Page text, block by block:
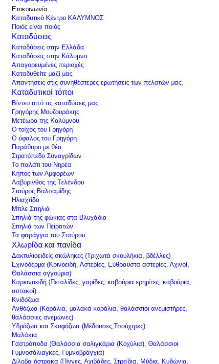
Επικοινωνία
Καταδυτικό Κέντρο ΚΑΛΥΜΝΟΣ
Ποιός είναι ποιός
Καταδύσεις
Καταδύσεις στην Ελλάδα
Καταδύσεις στην Κάλυμνο
Απαγορευμένες περιοχές
Καταδυθείτε μαζί μας
Απαντήσεις στις συνηθέστερες ερωτήσεις των πελατών μας.
Καταδυτικοί τόποι
Βίντεο από τις καταδύσεις μας
Γρηγόρης Μουζουράκης
Μετέωρα της Καλύμνου
Ο τοίχος του Γρηγόρη
Ο ύφαλος του Γρηγόρη
Παράθυρο με θέα
Στρατόπεδο Συναγρίδων
Το παλάτι του Νηρέα
Κήπος των Αμφορέων
Λαβύρινθος της Τελένδου
Σταύρος Βαλσαμίδης
Ηλιαχτίδα
Μπλε Σπηλιά
Σπηλιά της φώκιας στα Βλυχάδια
Σπηλιά των Πειρατών
Τα φαράγγια του Σταύρου
Χλωρίδα και πανίδα
Δακτυλιοειδείς σκώληκες (Τριχωτά σκουλήκια, βδέλλες)
Εχινόδερμα (Κρινοειδή, Αστερίες, Εύθραυστα αστερίες, Αχινοί,
Θαλάσσια αγγούρια)
Καρκινοειδή (Πεταλίδες, γαρίδες, καβούρια ερημίτες, καβούρια,
αστακοί)
Κνιδόζωα
Ανθόζωα (Κοράλια, μαλακά κοράλια, θαλάσσιοι ανεμιστήρες,
θαλάσσιες ανεμώνες)
Υδρόζωα και Σκυφόζωα (Μέδουσες,Τσούχτρες)
Μαλάκια
Γαστρόποδα (Θαλάσσια σαλιγκάρια (Κοχύλια), Θαλάσσιοι
Γυμνοσάλιαγκες, Γυμνοβράγχια)
Δίλοβα όστρακα (Πίννες, Αχιβάδες, Στρείδια, Μύδια, Κυδώνια,